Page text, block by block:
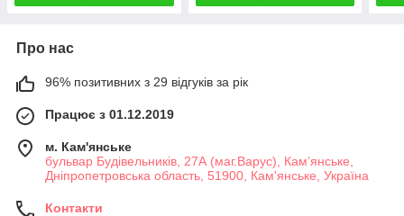
Про нас
96% позитивних з 29 відгуків за рік
Працює з 01.12.2019
м. Кам'янське
бульвар Будівельників, 27А (маг.Варус), Кам’янське,
Дніпропетровська область, 51900, Кам'янське, Україна
Контакти